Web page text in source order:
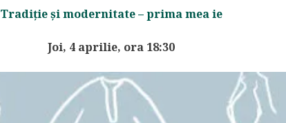
Tradiție și modernitate – prima mea ie
Joi, 4 aprilie, ora 18:30